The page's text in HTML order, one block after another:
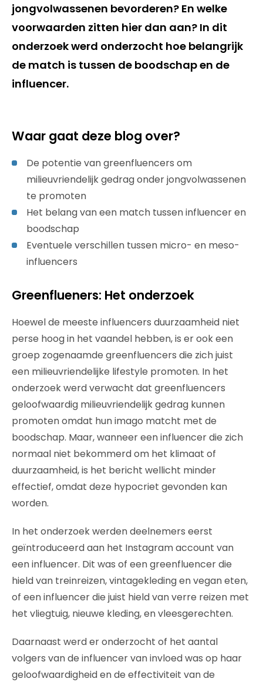
jongvolwassenen bevorderen? En welke
voorwaarden zitten hier dan aan? In dit
onderzoek werd onderzocht hoe belangrijk
de match is tussen de boodschap en de
influencer.
Waar gaat deze blog over?
De potentie van greenfluencers om
milieuvriendelijk gedrag onder jongvolwassenen
te promoten
Het belang van een match tussen influencer en
boodschap
Eventuele verschillen tussen micro- en meso-
influencers
Greenflueners: Het onderzoek
Hoewel de meeste influencers duurzaamheid niet
perse hoog in het vaandel hebben, is er ook een
groep zogenaamde greenfluencers die zich juist
een milieuvriendelijke lifestyle promoten. In het
onderzoek werd verwacht dat greenfluencers
geloofwaardig milieuvriendelijk gedrag kunnen
promoten omdat hun imago matcht met de
boodschap. Maar, wanneer een influencer die zich
normaal niet bekommerd om het klimaat of
duurzaamheid, is het bericht wellicht minder
effectief, omdat deze hypocriet gevonden kan
worden.
In het onderzoek werden deelnemers eerst
geïntroduceerd aan het Instagram account van
een influencer. Dit was of een greenfluencer die
hield van treinreizen, vintagekleding en vegan eten,
of een influencer die juist hield van verre reizen met
het vliegtuig, nieuwe kleding, en vleesgerechten.
Daarnaast werd er onderzocht of het aantal
volgers van de influencer van invloed was op haar
geloofwaardigheid en de effectiviteit van de